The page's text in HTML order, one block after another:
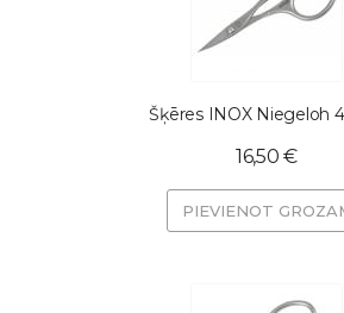
Šķēres INOX Niegeloh
16,50 €
PIEVIENOT